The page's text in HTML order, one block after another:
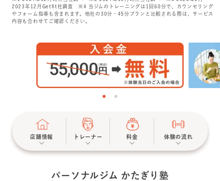
お客さまの声
プログラム
2023年12月Getfit社調査
※4 当ジムのトレーニングは1回60分で、カウンセリング
やフォーム指導も含まれます。他社の30分・45分プランと比較される際は、サービス
内容も合わせてご確認ください。
店舗情報 トレーナー 料金 体験の流れ
パーソナルジム かたぎり塾